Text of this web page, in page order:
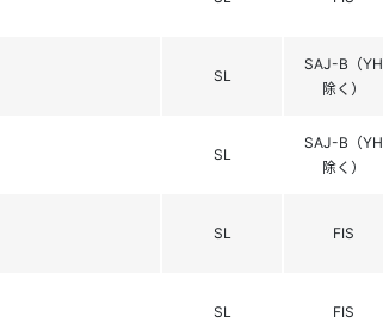
SL
SAJ-B（YH
除く）
SL
SAJ-B（YH
除く）
SL FIS
SL FIS